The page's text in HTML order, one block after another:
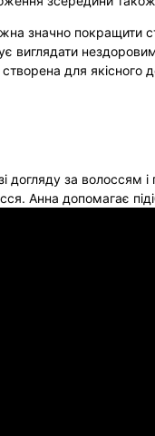
значно покращити
створена для якісного
за волоссям і
Анна допомагає